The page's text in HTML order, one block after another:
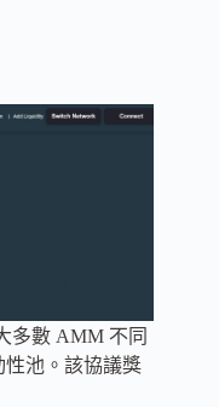
多數 AMM 不同
性池。該協議獎